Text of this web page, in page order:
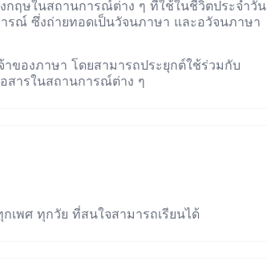
ฤษในสถานการณ์ต่าง ๆ ที่ใช้ในชีวิตประจำวัน
รณ์ ซึ่งถ่ายทอดเป็นวัจนภาษา และอวัจนภาษา
ของภาษา โดยสามารถประยุกต์ใช้ร่วมกับ
สารในสถานการณ์ต่าง ๆ
เพศ ทุกวัย ที่สนใจสามารถเรียนได้